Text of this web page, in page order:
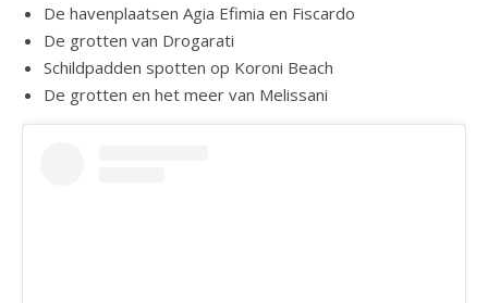
De havenplaatsen Agia Efimia en Fiscardo
De grotten van Drogarati
Schildpadden spotten op Koroni Beach
De grotten en het meer van Melissani